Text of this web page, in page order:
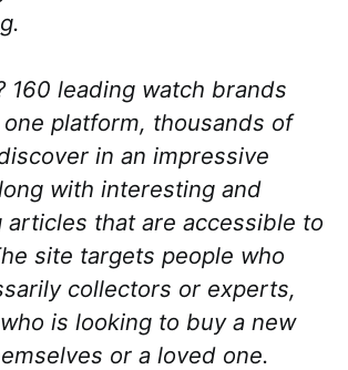
160 leading watch brands
platform, thousands of
in an impressive
with interesting and
articles that are accessible to
site targets people who
collectors or experts,
is looking to buy a new
or a loved one.